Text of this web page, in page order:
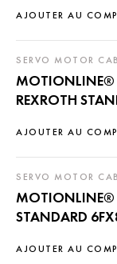
AJOUTER AU
AJOUTER AU
SERVO MOTOR
MOTIONLINE®
REXROTH
AJOUTER AU
SERVO MOTOR
MOTIONLINE®
STANDARD